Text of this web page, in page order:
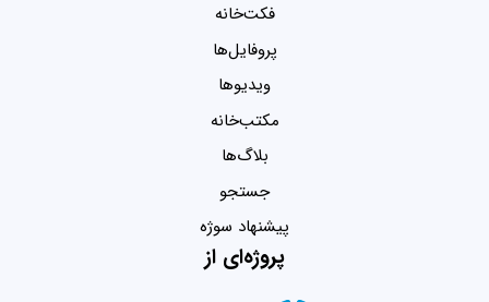
فکت‌خانه
پروفایل‌ها
ویدیو‌ها
مکتب‌خانه
بلاگ‌ها
جستجو
پیشنهاد سوژه
پروژه‌ای از